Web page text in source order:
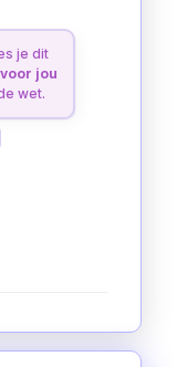
je dit
jou
wet.